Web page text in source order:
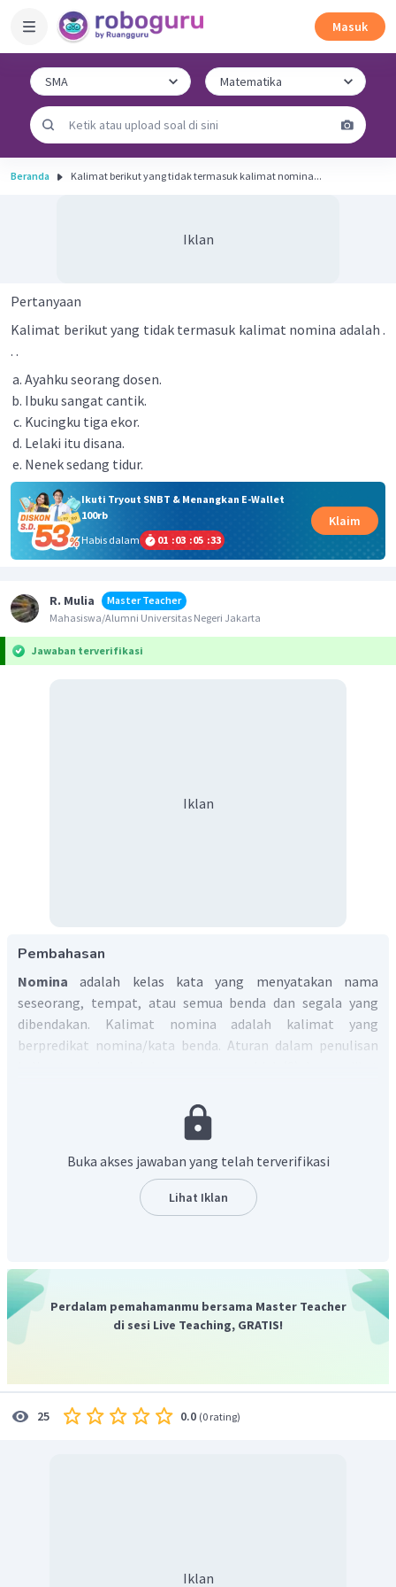
Masuk
Beranda Kalimat berikut yang tidak termasuk kalimat nomina...
Iklan
Pertanyaan
Kalimat berikut yang tidak termasuk kalimat nomina adalah .
. .
Ayahku seorang dosen.
Ibuku sangat cantik.
Kucingku tiga ekor.
Lelaki itu disana.
Nenek sedang tidur.
Ikuti Tryout SNBT & Menangkan E-Wallet
100rb
Habis dalam
01 :03 :05 :33
Klaim
R. Mulia
Master Teacher
Mahasiswa/Alumni Universitas Negeri Jakarta
Jawaban terverifikasi
Iklan
Pembahasan
Nomina adalah kelas kata yang menyatakan nama
seseorang, tempat, atau semua benda dan segala yang
dibendakan. Kalimat nomina adalah kalimat yang
berpredikat nomina/kata benda. Aturan dalam penulisan
Berdasarkan kalimat di soal, yang termasuk kalimat
Ayahku seorang dosen.
Subjek: Ayahku (nomina).
Predikat: seorang dosen (nomina).
Subjek: Ibuku (nomina).
Predikat: sangat cantik (adjektiva/kata sifat).
Kucingku tiga ekor.
Predikat: tiga ekor (kata bilangan).
Lelaki itu di sana.
Buka akses jawaban yang telah terverifikasi
Lihat Iklan
Perdalam pemahamanmu bersama Master Teacher
di sesi Live Teaching, GRATIS!
25 0.0 (0 rating)
Iklan